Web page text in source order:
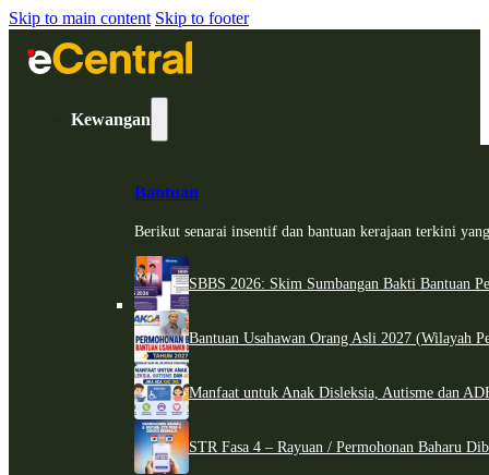
Skip to main content Skip to footer
Kewangan
Bantuan
Berikut senarai insentif dan bantuan kerajaan terkini
SBBS 2026: Skim Sumbangan Bakti Bantuan
Bantuan Usahawan Orang Asli 2027 (Wilayah
Manfaat untuk Anak Disleksia, Autisme dan
STR Fasa 4 – Rayuan / Permohonan Baharu